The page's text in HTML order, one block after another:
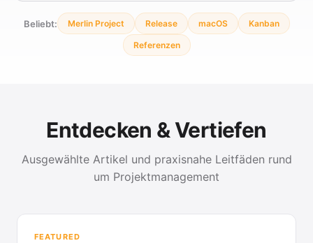
Beliebt: Merlin Project Release macOS Kanban
Referenzen
Entdecken & Vertiefen
Ausgewählte Artikel und praxisnahe Leitfäden rund
um Projektmanagement
FEATURED